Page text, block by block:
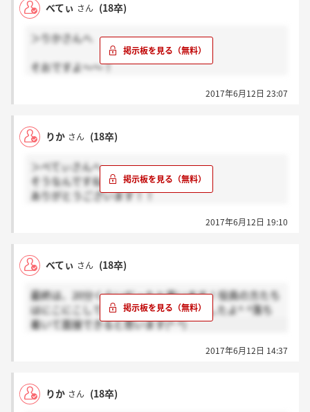
べてぃ さん (18卒)
＞りかさんへ
そおですよ～～！
3人1組や、5人1組のチームがあるはずです！
2017年6月12日 23:07
りか さん (18卒)
＞べてぃさんへ
そうなんですね！！
ありがとうございます！！
2017年6月12日 19:10
べてぃ さん (18卒)
最終は、20分くらいだったと思います！役員の方たち
はにこにこしていて穏やかな雰囲気でしたよ^ ^落ち
着いて面接できると思います(^ ^)
2017年6月12日 14:37
りか さん (18卒)